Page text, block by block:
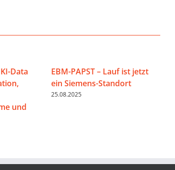
Data
und
EBM-PAPST – Lauf ist jetzt
ein Siemens-Standort
25.08.2025